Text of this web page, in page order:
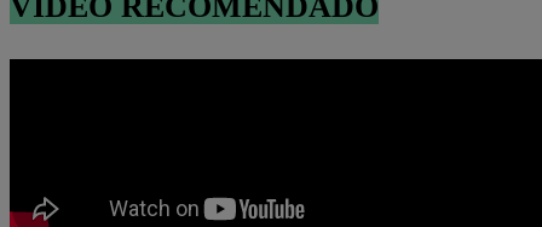
VIDEO RECOMENDADO